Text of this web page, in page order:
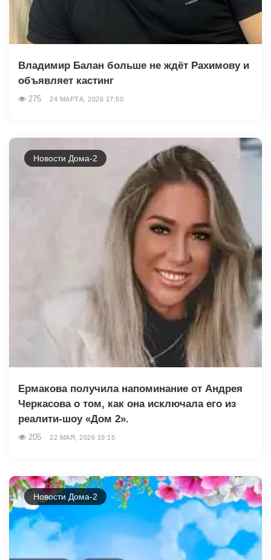
Владимир Балан больше не ждёт Рахимову и
объявляет кастинг
275 24 МАРТА, 2026 17:50
Новости Дома-2
Ермакова получила напоминание от Андрея
Черкасова о том, как она исключала его из
реалити-шоу «Дом 2».
205 22 МАЯ, 2026 19:15
Новости Дома-2